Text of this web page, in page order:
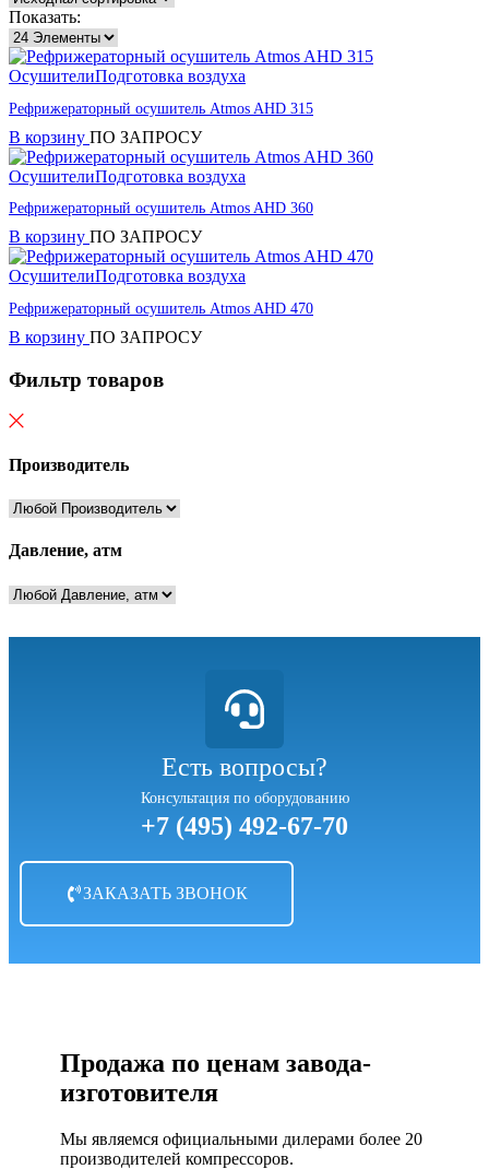
Показать:
ОсушителиПодготовка воздуха
Рефрижераторный осушитель Atmos AHD 315
В корзину ПО ЗАПРОСУ
ОсушителиПодготовка воздуха
Рефрижераторный осушитель Atmos AHD 360
В корзину ПО ЗАПРОСУ
ОсушителиПодготовка воздуха
Рефрижераторный осушитель Atmos AHD 470
В корзину ПО ЗАПРОСУ
Фильтр товаров
Производитель
Давление, атм
Есть вопросы?
Консультация по оборудованию
+7 (495) 492-67-70
ЗАКАЗАТЬ ЗВОНОК
Продажа по ценам завода-
изготовителя
Мы являемся официальными дилерами более 20
производителей компрессоров.